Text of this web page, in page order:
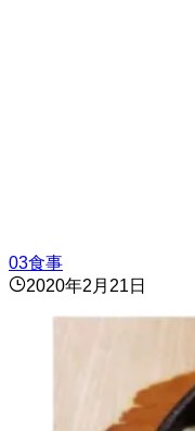
03食事
2020年2月21日